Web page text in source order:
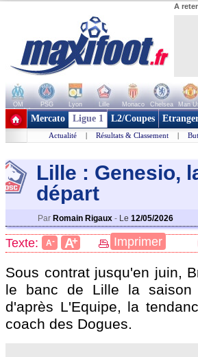
A
OM PSG Lyon Lille Monaco Chelsea Man
+ de clubs
Mercato Ligue 1 L2/Coupes
Actualité | Résultats & Classement |
Lille : Genesio,
départ
Par Romain Rigaux - Le 12/05/2026
Texte: A- A+ Imprimer
Sous contrat jusqu'en juin,
le banc de Lille la saison
d'après L'Equipe, la
coach des Dogues.